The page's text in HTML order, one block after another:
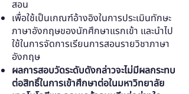
สอน
เพื่อใช้เป็นเกณฑ์อ้างอิงในการประเมินทักษะ
ภาษาอังกฤษของนักศึกษาแรกเข้า และนำไป
ใช้ในการจัดการเรียนการสอนรายวิชาภาษา
อังกฤษ
ผลการสอบวัดระดับดังกล่าวจะไม่มีผลกระทบ
ต่อสิทธิ์ในการเข้าศึกษาต่อในมหาวิทยาลัย